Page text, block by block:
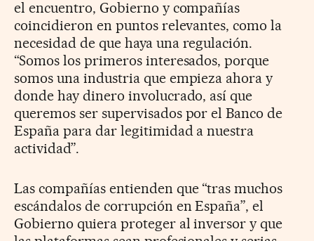
el encuentro, Gobierno y compañías
coincidieron en puntos relevantes, como la
necesidad de que haya una regulación.
“Somos los primeros interesados, porque
somos una industria que empieza ahora y
donde hay dinero involucrado, así que
queremos ser supervisados por el Banco de
España para dar legitimidad a nuestra
actividad”.
Las compañías entienden que “tras muchos
escándalos de corrupción en España”, el
Gobierno quiera proteger al inversor y que